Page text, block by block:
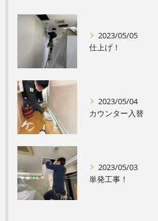
2023/05/05
仕上げ！
2023/05/04
カウンター入替
2023/05/03
単発工事！